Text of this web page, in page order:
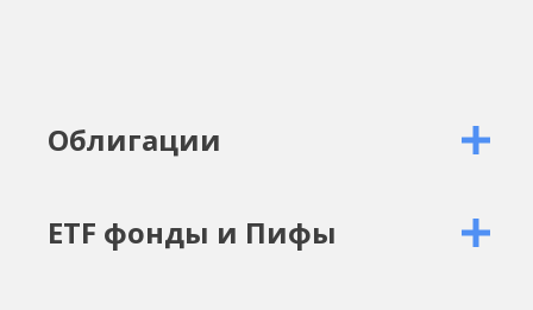
Облигации
ETF фонды и Пифы